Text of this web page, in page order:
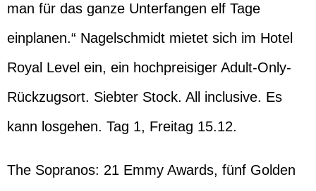
man für das ganze Unterfangen elf Tage
einplanen.“ Nagelschmidt mietet sich im Hotel
Royal Level ein, ein hochpreisiger Adult-Only-
Rückzugsort. Siebter Stock. All inclusive. Es
kann losgehen. Tag 1, Freitag 15.12.
The Sopranos: 21 Emmy Awards, fünf Golden